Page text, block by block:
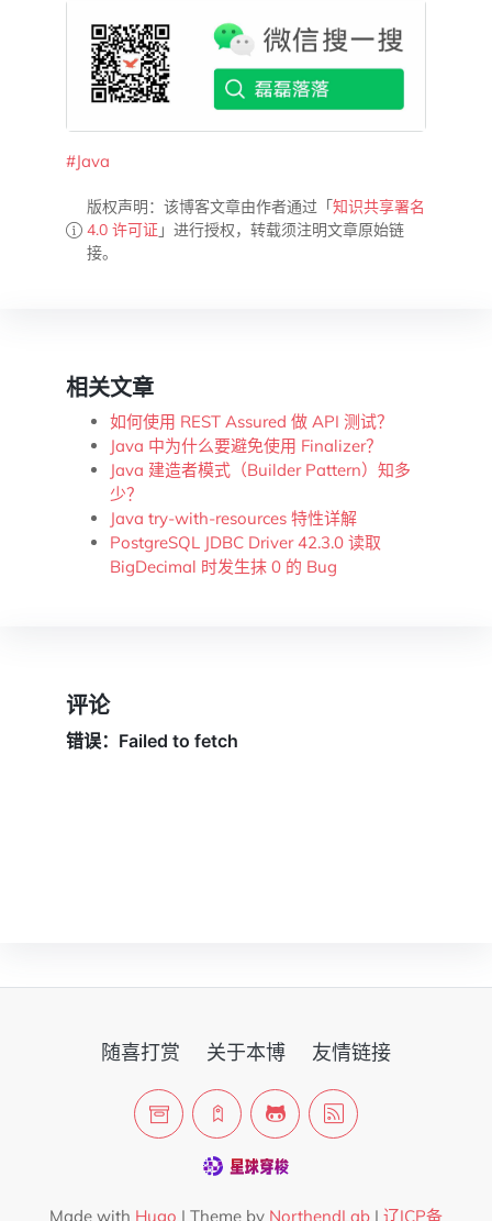
#Java
版权声明：该博客文章由作者通过「知识共享署名
4.0 许可证 」进行授权，转载须注明文章原始链
接。
相关文章
如何使用 REST Assured 做 API 测试？
Java 中为什么要避免使用 Finalizer？
Java 建造者模式（Builder Pattern）知多
少？
Java try-with-resources 特性详解
PostgreSQL JDBC Driver 42.3.0 读取
BigDecimal 时发生抹 0 的 Bug
评论
随喜打赏 关于本博 友情链接
Made with Hugo | Theme by NorthendLab | 辽ICP备